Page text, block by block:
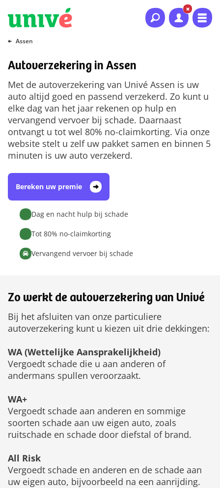
Naar hoofdinhoud
Naar hoofdnavigatie
Naar footer
Assen
Autoverzekering in Assen
Met de autoverzekering van Univé Assen is uw
auto altijd goed en passend verzekerd. Zo kunt u
elke dag van het jaar rekenen op hulp en
vervangend vervoer bij schade. Daarnaast
ontvangt u tot wel 80% no-claimkorting. Via onze
website stelt u zelf uw pakket samen en binnen 5
minuten is uw auto verzekerd.
Bereken uw premie
Dag en nacht hulp bij schade
Tot 80% no-claimkorting
Vervangend vervoer bij schade
Zo werkt de autoverzekering van Univé
Bij het afsluiten van onze particuliere
autoverzekering kunt u kiezen uit drie dekkingen:
WA (Wettelijke Aansprakelijkheid)
Vergoedt schade die u aan anderen of
andermans spullen veroorzaakt.
WA+
Vergoedt schade aan anderen en sommige
soorten schade aan uw eigen auto, zoals
ruitschade en schade door diefstal of brand.
All Risk
Vergoedt schade en anderen en de schade aan
uw eigen auto, bijvoorbeeld na een aanrijding.